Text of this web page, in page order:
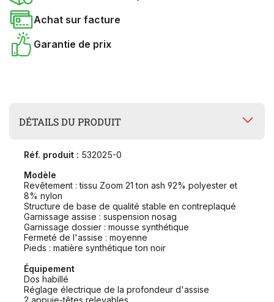
Achat sur facture
Garantie de prix
DÉTAILS DU PRODUIT
Réf. produit : 532025-0
Modèle
Revêtement : tissu Zoom 21 ton ash 92% polyester et
8% nylon
Structure de base de qualité stable en contreplaqué
Garnissage assise : suspension nosag
Garnissage dossier : mousse synthétique
Fermeté de l'assise : moyenne
Pieds : matière synthétique ton noir
Équipement
Dos habillé
Réglage électrique de la profondeur d'assise